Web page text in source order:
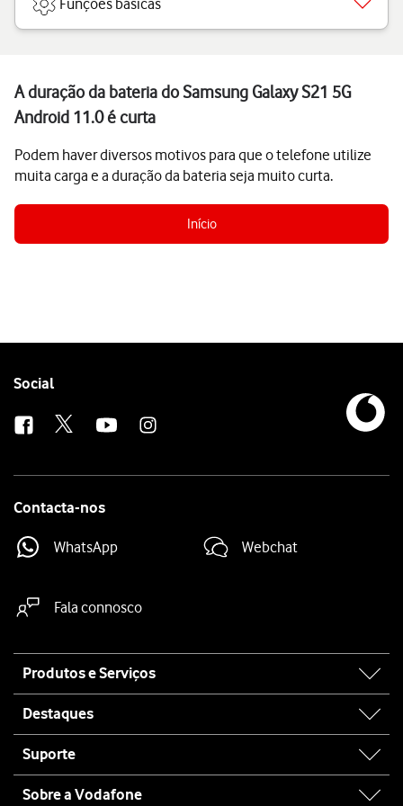
Funções básicas
A duração da bateria do Samsung Galaxy S21 5G
Android 11.0 é curta
Podem haver diversos motivos para que o telefone utilize
muita carga e a duração da bateria seja muito curta.
Início
Follow
Social
Contacta-nos
WhatsApp Webchat
Fala connosco
map
Produtos e Serviços
Destaques
Suporte
Sobre a Vodafone